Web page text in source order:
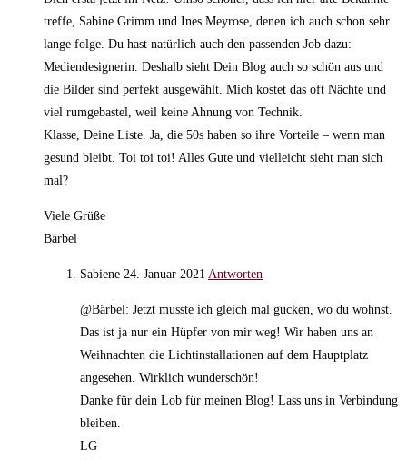
treffe, Sabine Grimm und Ines Meyrose, denen ich auch schon sehr
lange folge. Du hast natürlich auch den passenden Job dazu:
Mediendesignerin. Deshalb sieht Dein Blog auch so schön aus und
die Bilder sind perfekt ausgewählt. Mich kostet das oft Nächte und
viel rumgebastel, weil keine Ahnung von Technik.
Klasse, Deine Liste. Ja, die 50s haben so ihre Vorteile – wenn man
gesund bleibt. Toi toi toi! Alles Gute und vielleicht sieht man sich
mal?
Viele Grüße
Bärbel
Sabiene 24. Januar 2021 Antworten
@Bärbel: Jetzt musste ich gleich mal gucken, wo du wohnst.
Das ist ja nur ein Hüpfer von mir weg! Wir haben uns an
Weihnachten die Lichtinstallationen auf dem Hauptplatz
angesehen. Wirklich wunderschön!
Danke für dein Lob für meinen Blog! Lass uns in Verbindung
bleiben.
LG